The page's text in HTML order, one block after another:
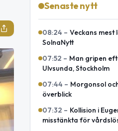
Senaste nytt
08:24 – Veckans
SolnaNytt
07:52 – Man gripen
Ulvsunda, Stockholm
07:44 – Morgonsol
överblick
07:32 – Kollision i
misstänkta för